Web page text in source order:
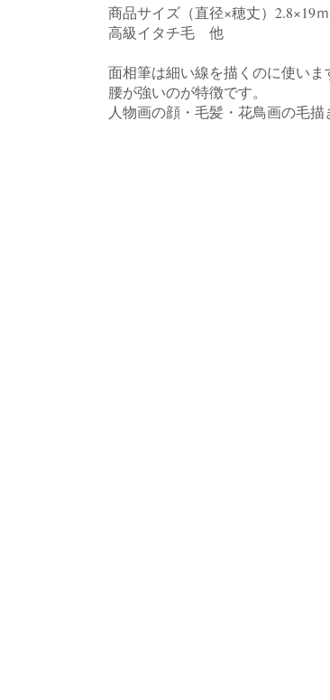
商品サイズ（直径×穂丈
高級イタチ毛 他
面相筆は細い線を描くのに使いま
腰が強いのが特徴です。
人物画の顔・毛髪・花鳥画の毛描